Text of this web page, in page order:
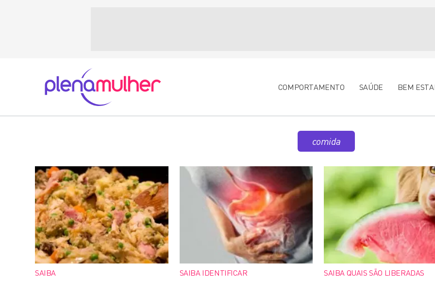
COMPORTAMENTO SAÚDE BEM
comida
SAIBA SAIBA IDENTIFICAR SAIBA QUAIS SÃO LIBERADAS